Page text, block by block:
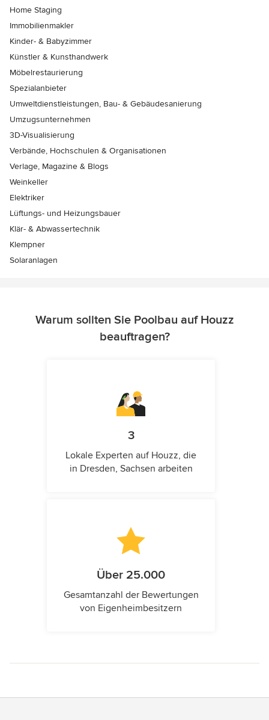
Home Staging
Immobilienmakler
Kinder- & Babyzimmer
Künstler & Kunsthandwerk
Möbelrestaurierung
Spezialanbieter
Umweltdienstleistungen, Bau- & Gebäudesanierung
Umzugsunternehmen
3D-Visualisierung
Verbände, Hochschulen & Organisationen
Verlage, Magazine & Blogs
Weinkeller
Elektriker
Lüftungs- und Heizungsbauer
Klär- & Abwassertechnik
Klempner
Solaranlagen
Warum sollten Sie Poolbau auf Houzz
beauftragen?
3
Lokale Experten auf Houzz, die
in Dresden, Sachsen arbeiten
Über 25.000
Gesamtanzahl der Bewertungen
von Eigenheimbesitzern